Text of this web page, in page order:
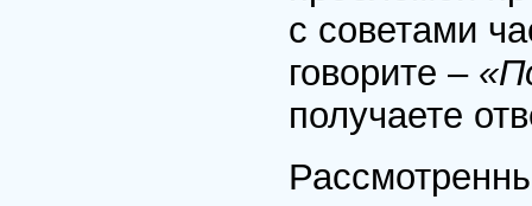
с советами
говорите –
получаете